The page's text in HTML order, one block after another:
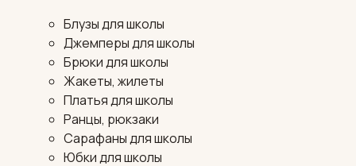
Блузы для школы
Джемперы для школы
Брюки для школы
Жакеты, жилеты
Платья для школы
Ранцы, рюкзаки
Сарафаны для школы
Юбки для школы